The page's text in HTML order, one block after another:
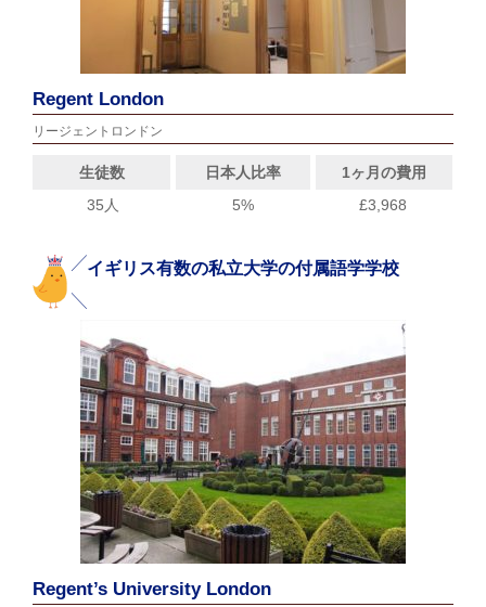
Regent London
リージェントロンドン
生徒数 日本人比率
1ヶ月の費用
35人
5% £3,968
イギリス有数の私立大学の付属語学学校
Regent’s University London